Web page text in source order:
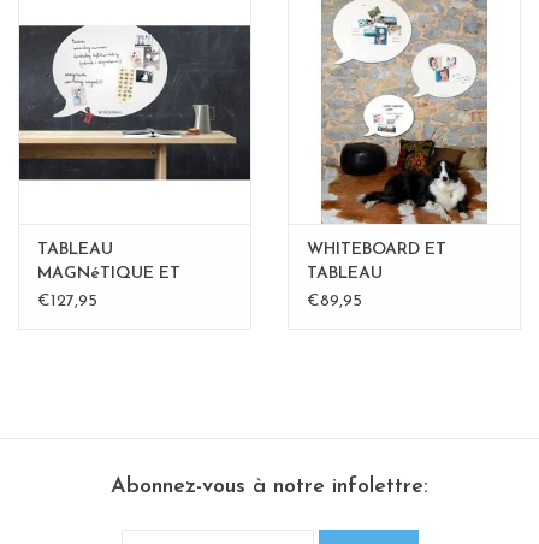
TABLEAU
MAGNéTIQUE ET
WHITEBOARD BULLE
€127,95
WHITEBOARD ET
TABLEAU
MAGNETIQUE BULLE
€89,95
Abonnez-vous à notre infolettre: